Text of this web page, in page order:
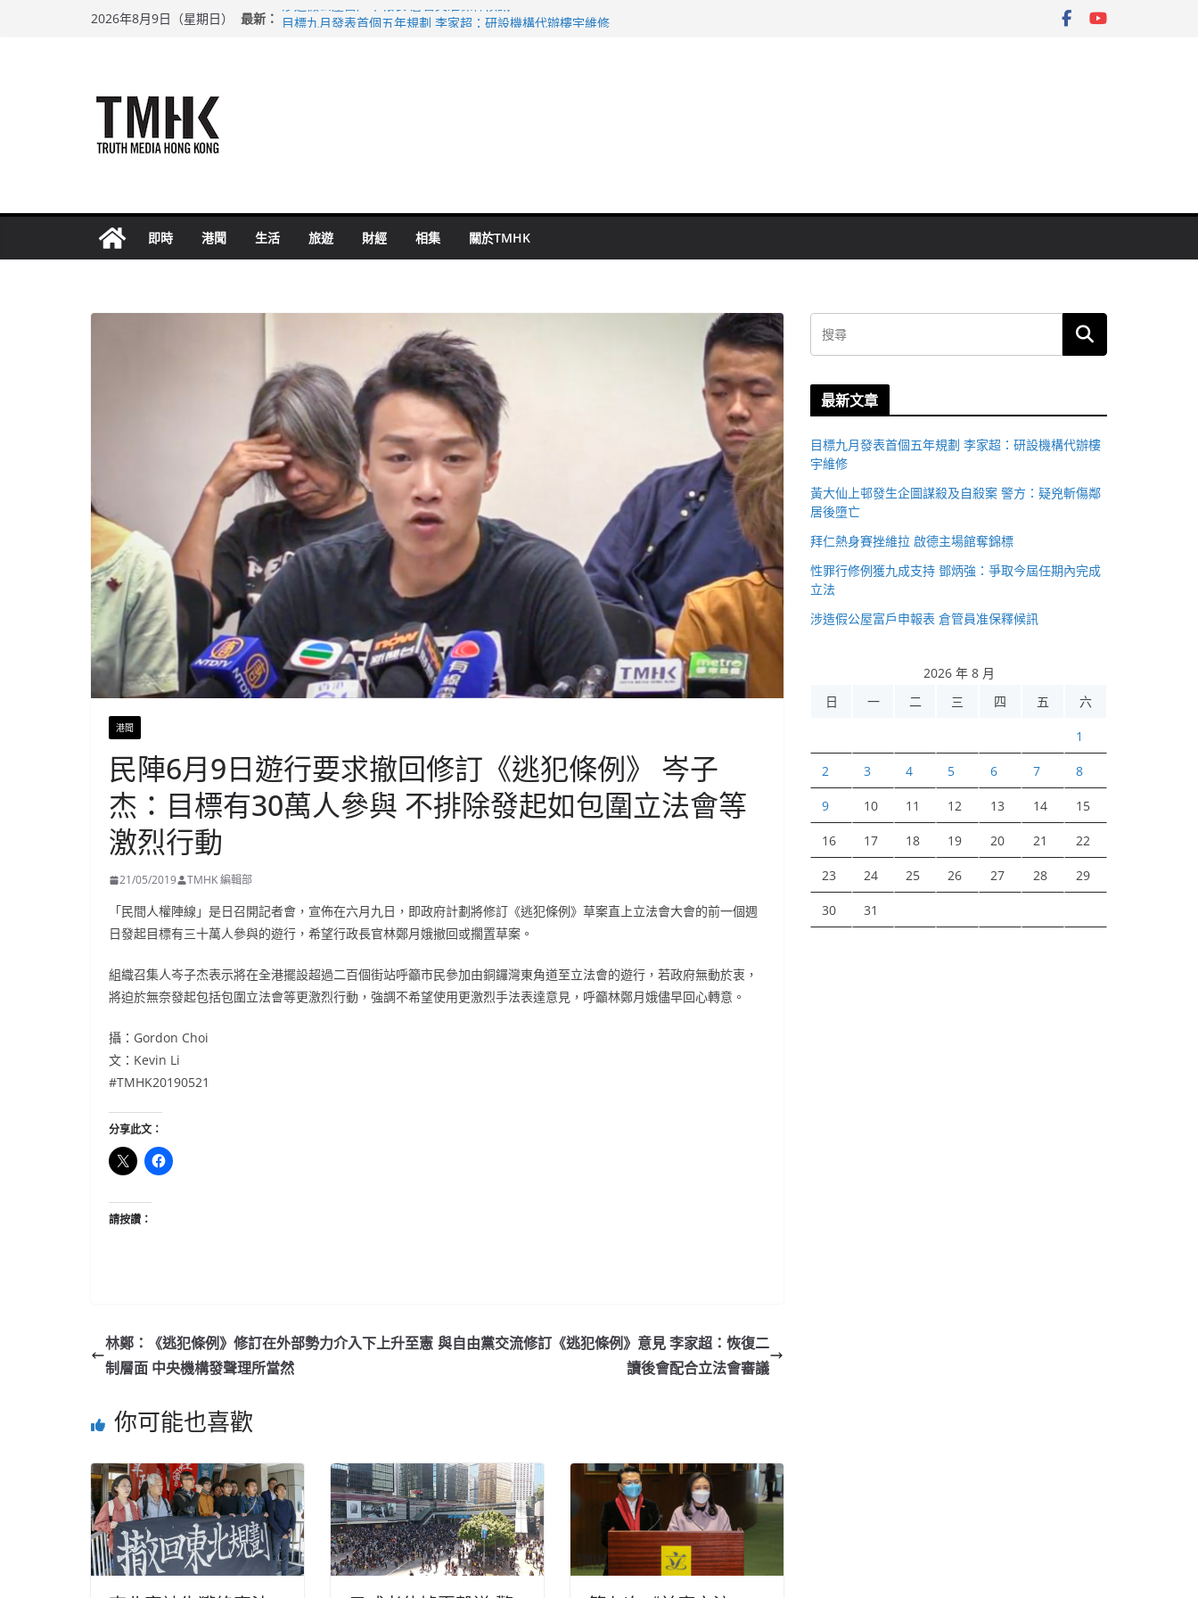
2026年8月9日（星期日） 最新： 涉造假公屋富戶申報表 倉管員准保釋候訊
即時 港聞 生活 旅遊 財經 相集 關於TMHK
港聞
民陣6月9日遊行要求撤回修訂《逃犯條例》 岑子
杰：目標有30萬人參與 不排除發起如包圍立法會等
激烈行動
21/05/2019 TMHK 編輯部
「民間人權陣線」是日召開記者會，宣佈在六月九日，即政府計劃將修訂《逃犯條例》草案直上立法會大會的前一個週
日發起目標有三十萬人參與的遊行，希望行政長官林鄭月娥撤回或擱置草案。
組織召集人岑子杰表示將在全港擺設超過二百個街站呼籲市民參加由銅鑼灣東角道至立法會的遊行，若政府無動於衷，
將迫於無奈發起包括包圍立法會等更激烈行動，強調不希望使用更激烈手法表達意見，呼籲林鄭月娥儘早回心轉意。
攝：Gordon Choi
文：Kevin Li
#TMHK20190521
分享此文：
請按讚：
林鄭：《逃犯條例》修訂在外部勢力介入下上升至憲
制層面 中央機構發聲理所當然
與自由黨交流修訂《逃犯條例》意見 李家超：恢復二
讀後會配合立法會審議
你可能也喜歡
最新文章
目標九月發表首個五年規劃 李家超：研設機構代辦樓
宇維修
黃大仙上邨發生企圖謀殺及自殺案 警方：疑兇斬傷鄰
居後墮亡
拜仁熱身賽挫維拉 啟德主場館奪錦標
性罪行修例獲九成支持 鄧炳強：爭取今屆任期內完成
立法
涉造假公屋富戶申報表 倉管員准保釋候訊
2026 年 8 月
日
一 二 三 四 五 六
1
2 3 4 5 6 7 8
9 10 11 12 13 14 15
16 17 18 19 20 21 22
23 24 25 26 27 28 29
30 31